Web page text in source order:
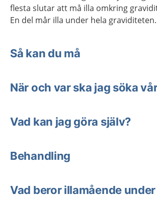
flesta slutar att må illa omkring
En del mår illa under hela graviditeten.
Så kan du må
När och var ska jag söka
Vad kan jag göra själv?
Behandling
Vad beror illamående under